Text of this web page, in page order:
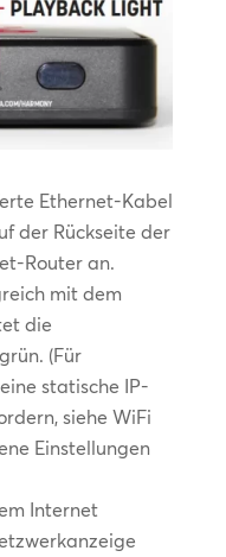
Ethernet-Kabel
der Rückseite der
Router an.
mit dem
die
(Für
statische IP-
siehe WiFi
Einstellungen
Internet